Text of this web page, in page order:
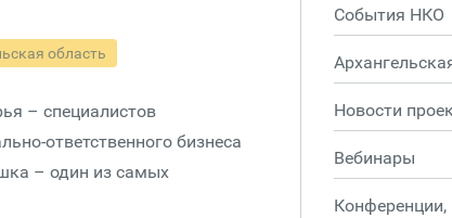
область
– специалистов
ответственного бизнеса
– один из самых
События НКО
Новости
Вебинары